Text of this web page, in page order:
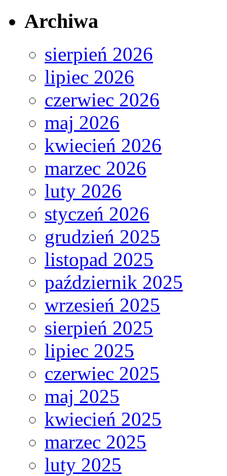
Archiwa
sierpień 2026
lipiec 2026
czerwiec 2026
maj 2026
kwiecień 2026
marzec 2026
luty 2026
styczeń 2026
grudzień 2025
listopad 2025
październik 2025
wrzesień 2025
sierpień 2025
lipiec 2025
czerwiec 2025
maj 2025
kwiecień 2025
marzec 2025
luty 2025